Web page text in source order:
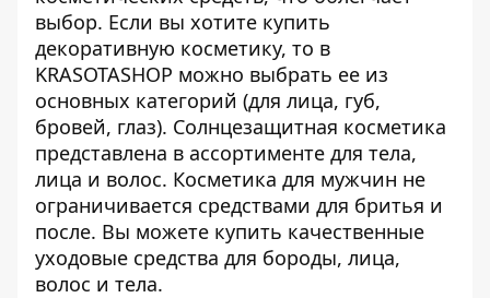
выбор. Если вы хотите купить
декоративную косметику, то в
KRASOTASHOP можно выбрать ее из
основных категорий (для лица, губ,
бровей, глаз). Солнцезащитная косметика
представлена в ассортименте для тела,
лица и волос. Косметика для мужчин не
ограничивается средствами для бритья и
после. Вы можете купить качественные
уходовые средства для бороды, лица,
волос и тела.